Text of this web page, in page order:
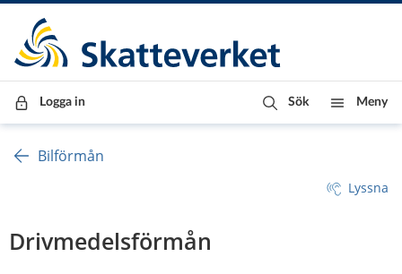
Till innehåll
Till navigationen
Till chattrobot
Logga in Sök Meny
Bilförmån
Lyssna
Drivmedelsförmån